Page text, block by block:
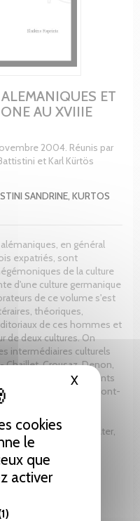
cookies
le
que
activer
XMasquer
ET
AU XVIIIE
2004. Réunis par
et Karl Kürtös
SANDRINE, KURTOS
en général
expatriés, sont
de la culture
d'une culture germanique
de ce volume s'est
théoriques,
de ces hommes et
de deux cultures. On
intermédiaires culturels
Crousaz, Denon,
Steck ; sur des tenants
Breitinger, Mme de Pont-
mieux connues en
ici dans le transfert
Haller, Lavater,